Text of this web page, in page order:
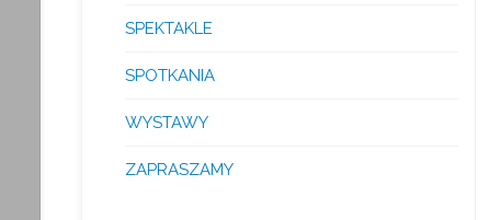
SPEKTAKLE
SPOTKANIA
WYSTAWY
ZAPRASZAMY